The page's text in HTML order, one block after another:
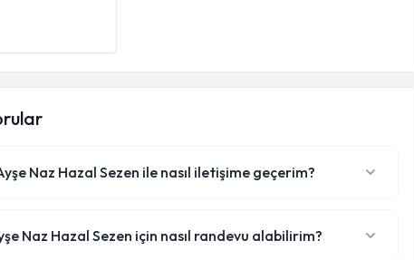
Naz Hazal Sezen ile nasıl iletişime geçerim?
Naz Hazal Sezen için nasıl randevu alabilirim?